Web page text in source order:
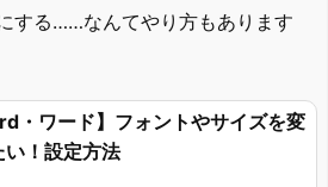
する……なんてやり方もあります
・ワード】フォントやサイズを変
い！設定方法